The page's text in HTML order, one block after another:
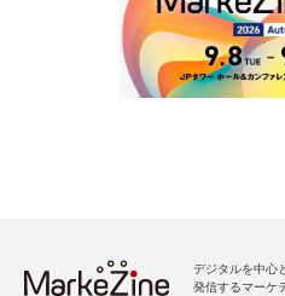
デジタルを中心
発信するマーケ